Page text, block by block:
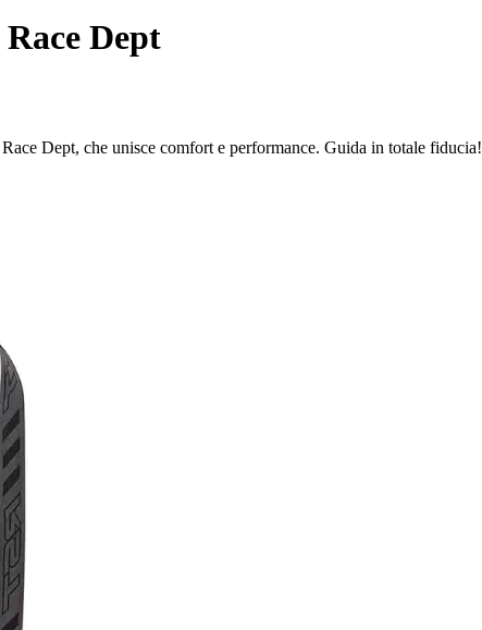
Dept
Dept, che unisce comfort e performance. Guida in totale fiducia!